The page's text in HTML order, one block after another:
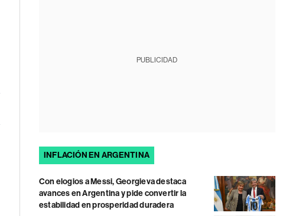
PUBLICIDAD
INFLACIÓN EN ARGENTINA
Con elogios a Messi, Georgieva destaca
avances en Argentina y pide convertir la
estabilidad en prosperidad duradera